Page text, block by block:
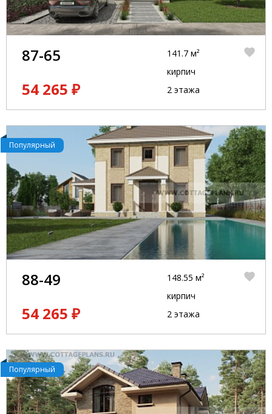
87-65
54 265 ₽
141.7 м²
кирпич
2 этажа
Популярный
88-49
54 265 ₽
148.55 м²
кирпич
2 этажа
Популярный